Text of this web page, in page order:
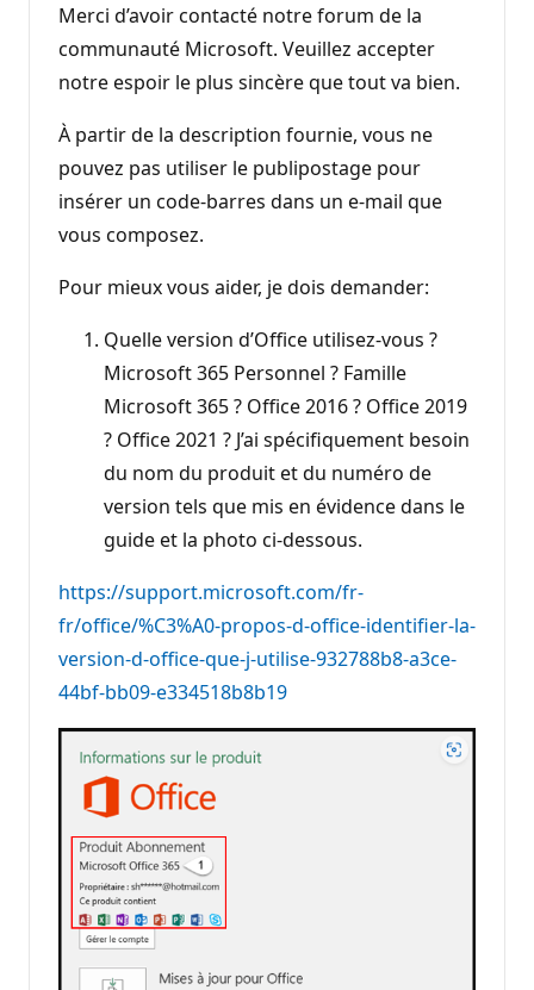
Merci d’avoir contacté notre forum de la
communauté Microsoft. Veuillez accepter
notre espoir le plus sincère que tout va bien.
À partir de la description fournie, vous ne
pouvez pas utiliser le publipostage pour
insérer un code-barres dans un e-mail que
vous composez.
Pour mieux vous aider, je dois demander:
Quelle version d’Office utilisez-vous ?
Microsoft 365 Personnel ? Famille
Microsoft 365 ? Office 2016 ? Office 2019
? Office 2021 ? J’ai spécifiquement besoin
du nom du produit et du numéro de
version tels que mis en évidence dans le
guide et la photo ci-dessous.
https://support.microsoft.com/fr-
fr/office/%C3%A0-propos-d-office-identifier-la-
version-d-office-que-j-utilise-932788b8-a3ce-
44bf-bb09-e334518b8b19